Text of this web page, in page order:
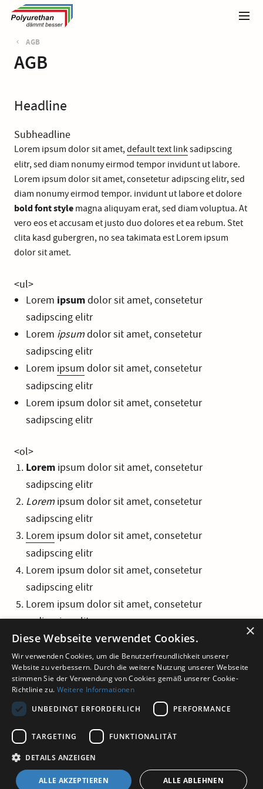
AGB
AGB
Headline
Subheadline
Lorem ipsum dolor sit amet,default text linksadipscing
elitr, sed diam nonumy eirmod tempor invidunt ut labore.
Lorem ipsum dolor sit amet, consetetur adipscing elitr, sed
diam nonumy eirmod tempor. invidunt ut labore et dolore
bold font stylemagna aliquyam erat, sed diam voluptua. At
vero eos et accusam et justo duo dolores et ea rebum. Stet
clita kasd gubergren, no sea takimata est Lorem ipsum
dolor sit amet.
<ul>
Lorem ipsumdolor sit amet, consetetur
sadipscing elitr
Lorem ipsumdolor sit amet, consetetur
sadipscing elitr
Lorem ipsum dolor sit amet, consetetur
sadipscing elitr
Lorem ipsum dolor sit amet, consetetur
sadipscing elitr
<ol>
Lorem ipsum dolor sit amet, consetetur
sadipscing elitr
Lorem ipsum dolor sit amet, consetetur
sadipscing elitr
Lorem ipsum dolor sit amet, consetetur
sadipscing elitr
Lorem ipsum dolor sit amet, consetetur
sadipscing elitr
Lorem ipsum dolor sit amet, consetetur
sadipscing elitr
© 2024 IVPU
Cookie-Einstellungen
×
Diese Webseite verwendet Cookies.
Wir verwenden Cookies, um die Benutzerfreundlichkeit unserer
Website zu verbessern. Durch die weitere Nutzung unserer Webseite
stimmen Sie der Verwendung von Cookies gemäß unserer Cookie-
Richtlinie zu. Weitere Informationen
UNBEDINGT ERFORDERLICH
PERFORMANCE
TARGETING FUNKTIONALITÄT
DETAILS ANZEIGEN
ALLE AKZEPTIEREN ALLE ABLEHNEN